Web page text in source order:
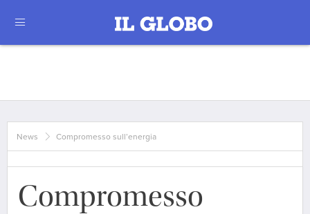
News Compromesso sull’energia
Compromesso